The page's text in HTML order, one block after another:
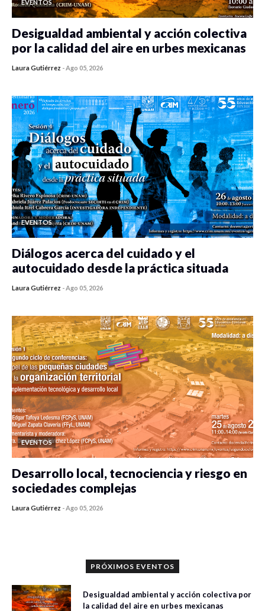
EVENTOS
Desigualdad ambiental y acción colectiva
por la calidad del aire en urbes mexicanas
Laura Gutiérrez -Ago 05, 2026
EVENTOS
Diálogos acerca del cuidado y el
autocuidado desde la práctica situada
Laura Gutiérrez -Ago 05, 2026
EVENTOS
Desarrollo local, tecnociencia y riesgo en
sociedades complejas
Laura Gutiérrez -Ago 05, 2026
PRÓXIMOS EVENTOS
Desigualdad ambiental y acción colectiva por
la calidad del aire en urbes mexicanas